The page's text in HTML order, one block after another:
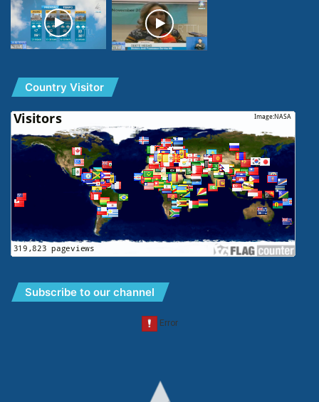
Country Visitor
Subscribe to our channel